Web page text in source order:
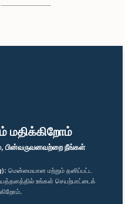
மதிக்கிறோம்
பின்வருவனவற்றை நீங்கள்
மென்மையான மற்றும் தனிப்பட்ட
உங்கள் செயற்பாட்டைக்